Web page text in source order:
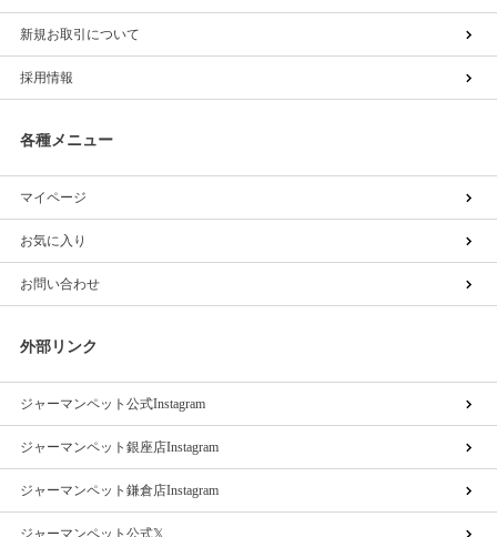
新規お取引について
採用情報
各種メニュー
マイページ
お気に入り
お問い合わせ
外部リンク
ジャーマンペット公式Instagram
ジャーマンペット銀座店Instagram
ジャーマンペット鎌倉店Instagram
ジャーマンペット公式𝕏